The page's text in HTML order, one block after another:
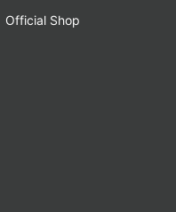
Official Shop